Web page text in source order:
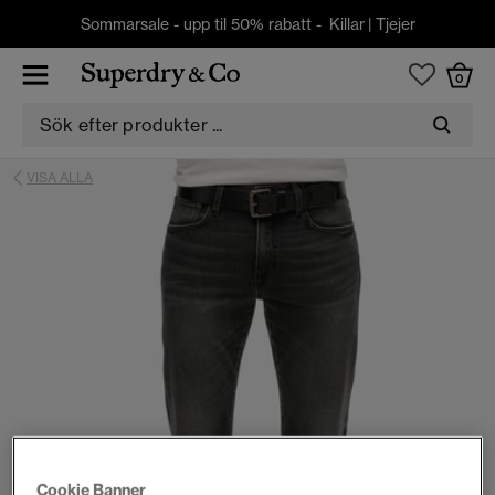
Sommarsale - upp til 50% rabatt - Killar| Tjejer
0
VISA ALLA
Cookie Banner